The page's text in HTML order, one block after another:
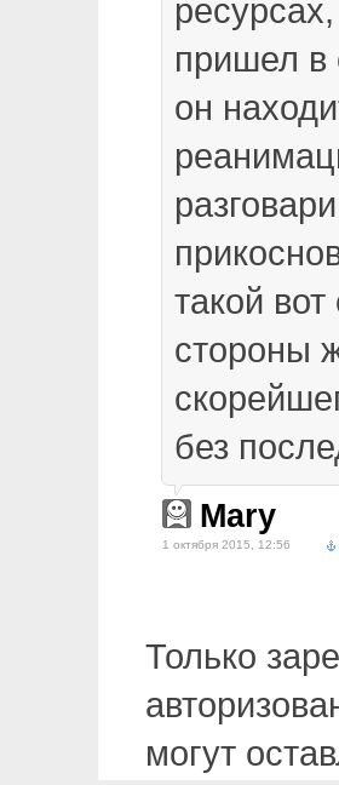
пришел в
он
такой
стороны
без
Mary
1 октября 2015, 12:56
Только
могут